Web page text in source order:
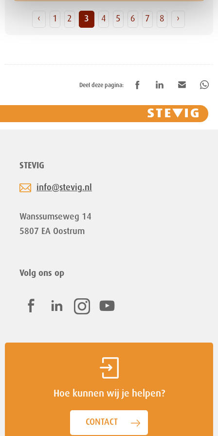
‹ 1 2 3 4 5 6 7 8 ›
Deel deze pagina:
STEVIG
info@stevig.nl
Wanssumseweg 14
5807 EA Oostrum
Volg ons op
Hoe kunnen wij je helpen?
CONTACT